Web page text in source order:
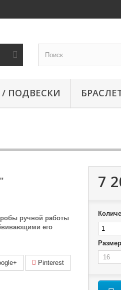
ПОДВЕСКИ
ручной работы
его
Pinterest
7
Размер